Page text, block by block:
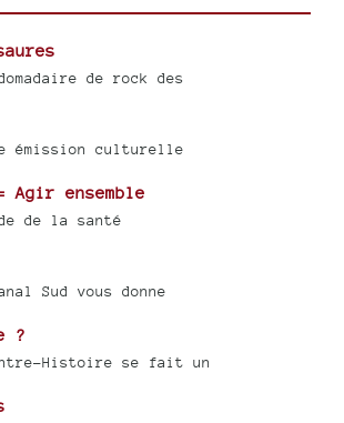
de rock des
émission culturelle
Agir ensemble
de la santé
Sud vous donne
?
Histoire se fait un